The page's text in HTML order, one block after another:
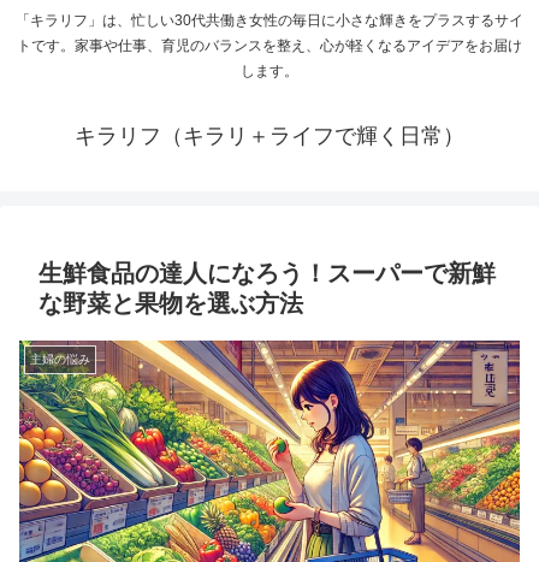
「キラリフ」は、忙しい30代共働き女性の毎日に小さな輝きをプラスするサイ
トです。家事や仕事、育児のバランスを整え、心が軽くなるアイデアをお届け
します。
キラリフ（キラリ＋ライフで輝く日常）
生鮮食品の達人になろう！スーパーで新鮮
な野菜と果物を選ぶ方法
主婦の悩み